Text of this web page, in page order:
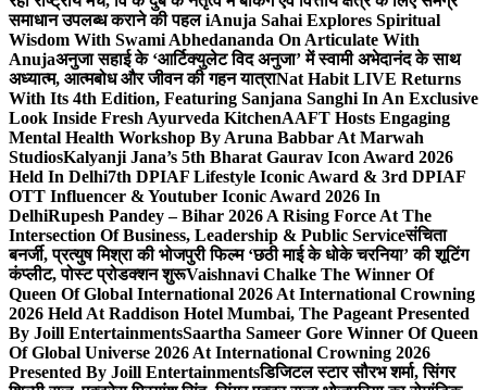
समाधान उपलब्ध कराने की पहल iAnuja Sahai Explores Spiritual
Wisdom With Swami Abhedananda On Articulate With
Anujaअनुजा सहाई के ‘आर्टिक्युलेट विद अनुजा’ में स्वामी अभेदानंद के साथ
अध्यात्म, आत्मबोध और जीवन की गहन यात्राNat Habit LIVE Returns
With Its 4th Edition, Featuring Sanjana Sanghi In An Exclusive
Look Inside Fresh Ayurveda KitchenAAFT Hosts Engaging
Mental Health Workshop By Aruna Babbar At Marwah
StudiosKalyanji Jana’s 5th Bharat Gaurav Icon Award 2026
Held In Delhi7th DPIAF Lifestyle Iconic Award & 3rd DPIAF
OTT Influencer & Youtuber Iconic Award 2026 In
DelhiRupesh Pandey – Bihar 2026 A Rising Force At The
Intersection Of Business, Leadership & Public Serviceसंचिता
बनर्जी, प्रत्युष मिश्रा की भोजपुरी फिल्म ‘छठी माई के धोके चरनिया’ की शूटिंग
कंप्लीट, पोस्ट प्रोडक्शन शुरूVaishnavi Chalke The Winner Of
Queen Of Global International 2026 At International Crowning
2026 Held At Raddison Hotel Mumbai, The Pageant Presented
By Joill EntertainmentsSaartha Sameer Gore Winner Of Queen
Of Global Universe 2026 At International Crowning 2026
Presented By Joill Entertainmentsडिजिटल स्टार सौरभ शर्मा, सिंगर